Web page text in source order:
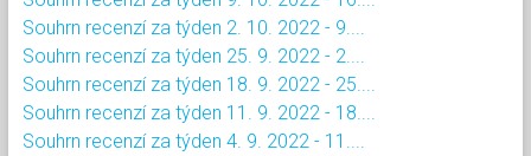
Souhrn recenzí za týden 2. 10. 2022 - 9....
Souhrn recenzí za týden 25. 9. 2022 - 2....
Souhrn recenzí za týden 18. 9. 2022 - 25....
Souhrn recenzí za týden 11. 9. 2022 - 18....
Souhrn recenzí za týden 4. 9. 2022 - 11....